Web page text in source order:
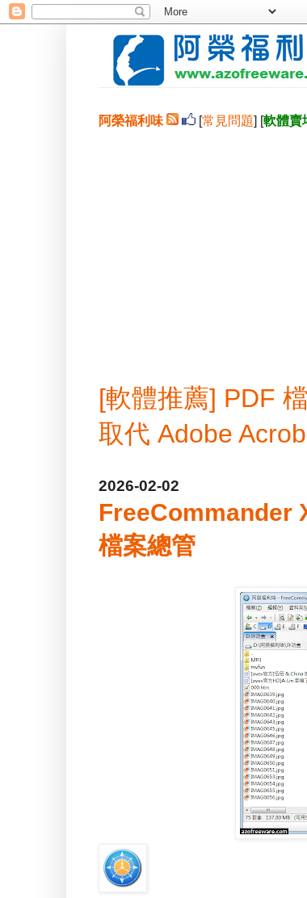
阿榮福利味 [常見問題] [軟體賣
[軟體推薦] PDF
取代 Adobe
2026-02-02
FreeCommander
檔案總管